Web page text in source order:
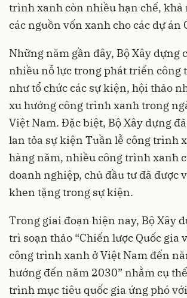
trình xanh còn nhiều hạn chế, khả
các nguồn vốn xanh cho các dự án
Những năm gần đây, Bộ Xây dựng
nhiều nỗ lực trong phát triển công
như tổ chức các sự kiện, hội thảo
xu hướng công trình xanh trong
Việt Nam. Đặc biệt, Bộ Xây dựng
lan tỏa sự kiện Tuần lễ công trình
hàng năm, nhiều công trình xanh
doanh nghiệp, chủ đầu tư đã được
khen tặng trong sự kiện.
Trong giai đoạn hiện nay, Bộ Xây
trì soạn thảo “Chiến lược Quốc gia
công trình xanh ở Việt Nam đến
hướng đến năm 2030” nhằm cụ
trình mục tiêu quốc gia ứng phó